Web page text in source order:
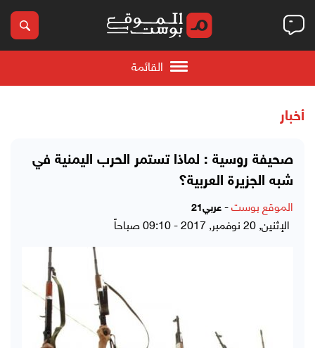
القائمة
أخبار
صحيفة روسية : لماذا تستمر الحرب اليمنية في
شبه الجزيرة العربية؟
الموقع بوست- عربي21
الإثنين, 20 نوفمبر, 2017 - 09:10 صباحاً